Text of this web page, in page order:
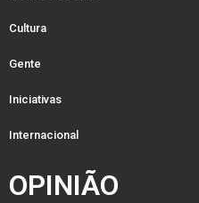
Cultura
Gente
Iniciativas
Internacional
OPINIÃO